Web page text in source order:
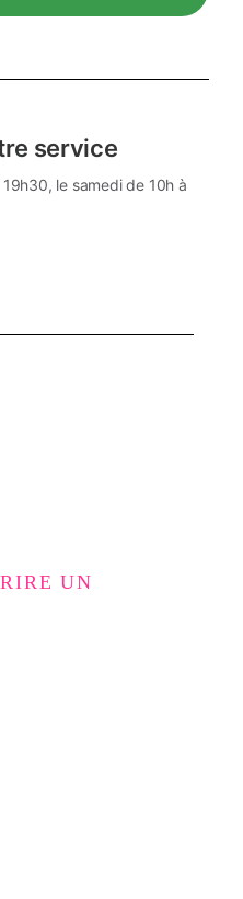
service
le samedi de 10h à
UN